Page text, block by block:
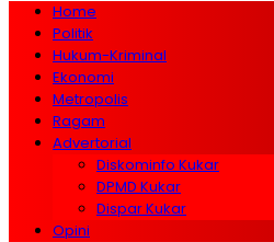
Home
Politik
Hukum-Kriminal
Ekonomi
Metropolis
Ragam
Advertorial
Diskominfo Kukar
DPMD Kukar
Dispar Kukar
Opini